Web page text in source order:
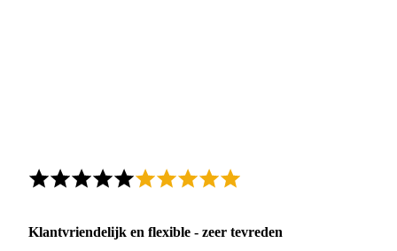
Klantvriendelijk en flexible - zeer tevreden